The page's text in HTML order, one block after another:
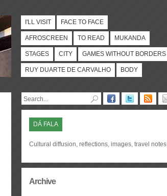
I'LL VISIT FACE TO FACE
AFROSCREEN TO READ MUKANDA
STAGES CITY GAMES WITHOUT BORDERS
RUY DUARTE DE CARVALHO BODY
DÁ FALA
Cultural diffusion, reflections, images, travel notes
Archive